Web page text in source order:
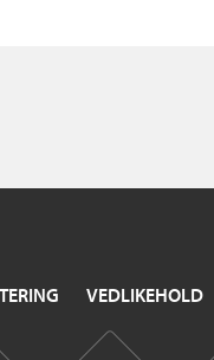
VEDLIKEHOLD